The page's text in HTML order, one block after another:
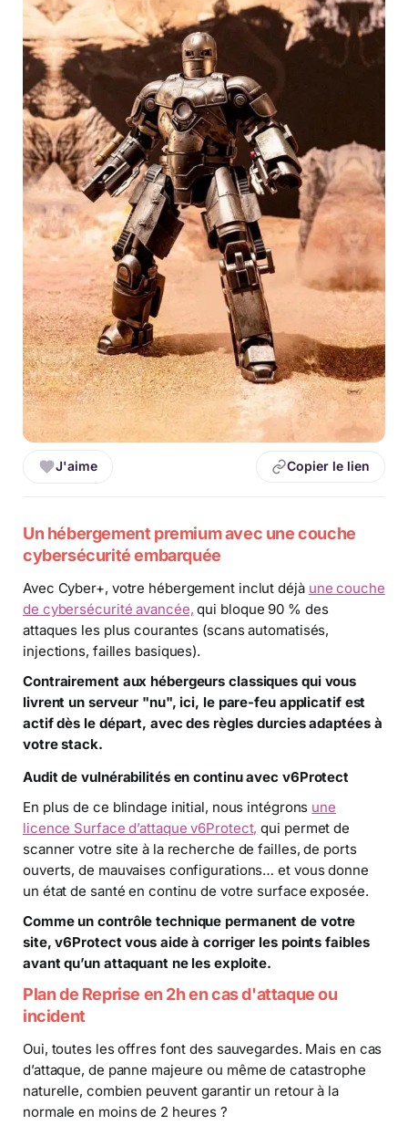
J'aime Copier le lien
Un hébergement premium avec une couche
cybersécurité embarquée
Avec Cyber+, votre hébergement inclut déjà une couche
de cybersécurité avancée, qui bloque 90 % des
attaques les plus courantes (scans automatisés,
injections, failles basiques).
Contrairement aux hébergeurs classiques qui vous
livrent un serveur "nu", ici, le pare-feu applicatif est
actif dès le départ, avec des règles durcies adaptées à
votre stack.
Audit de vulnérabilités en continu avec v6Protect
En plus de ce blindage initial, nous intégrons une
licence Surface d’attaque v6Protect, qui permet de
scanner votre site à la recherche de failles, de ports
ouverts, de mauvaises configurations… et vous donne
un état de santé en continu de votre surface exposée.
Comme un contrôle technique permanent de votre
site, v6Protect vous aide à corriger les points faibles
avant qu’un attaquant ne les exploite.
Plan de Reprise en 2h en cas d'attaque ou
incident
Oui, toutes les offres font des sauvegardes. Mais en cas
d’attaque, de panne majeure ou même de catastrophe
naturelle, combien peuvent garantir un retour à la
normale en moins de 2 heures ?